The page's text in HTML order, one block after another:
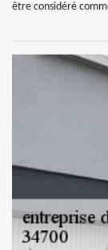
être considéré